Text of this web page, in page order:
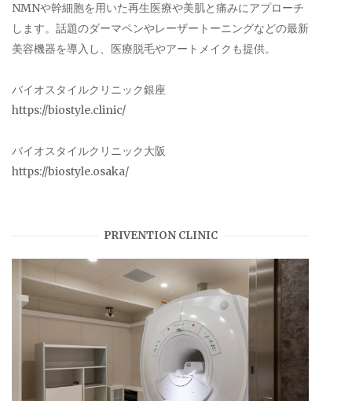
NMNや幹細胞を用いた再生医療や美肌と痛みにアプローチ
します。話題のダーマペンやレーザートーニングなどの最新
美容機器を導入し、医療脱毛やアートメイクも提供。
バイオスタイルクリニック銀座
https://biostyle.clinic/
バイオスタイルクリニック大阪
https://biostyle.osaka/
PRIVENTION CLINIC